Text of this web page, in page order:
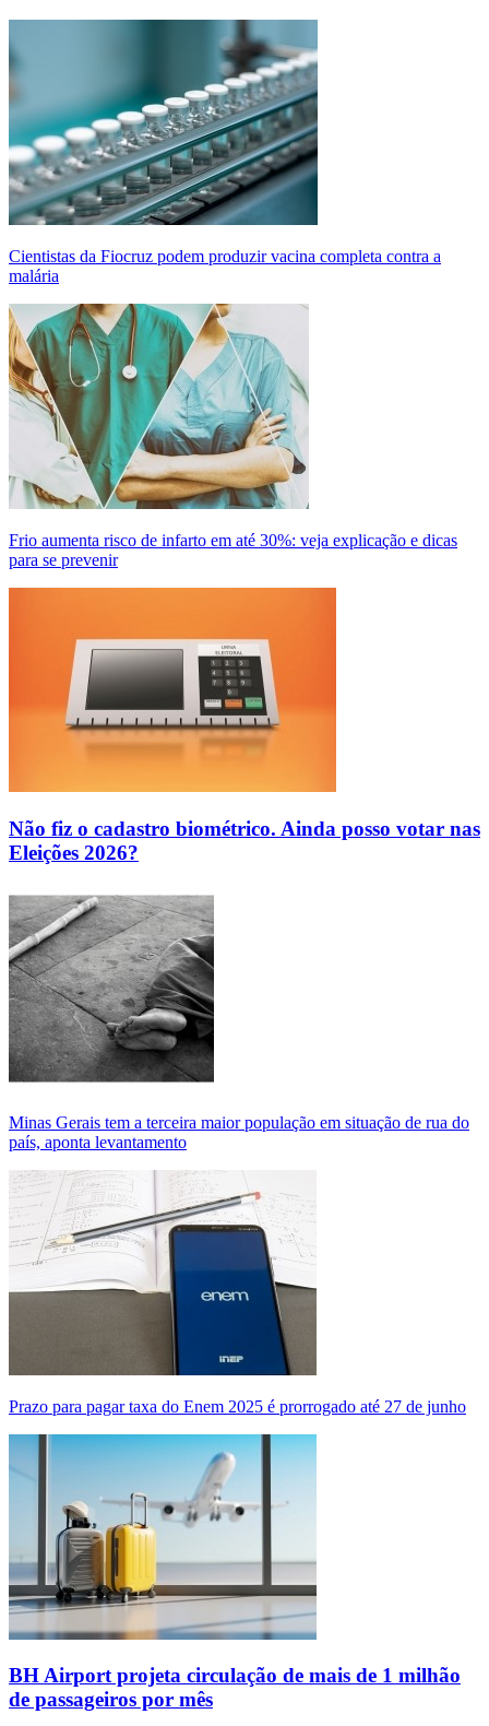
Cientistas da Fiocruz podem produzir vacina completa contra a
malária
Frio aumenta risco de infarto em até 30%: veja explicação e dicas
para se prevenir
Não fiz o cadastro biométrico. Ainda posso votar nas
Eleições 2026?
Minas Gerais tem a terceira maior população em situação de rua do
país, aponta levantamento
Prazo para pagar taxa do Enem 2025 é prorrogado até 27 de junho
BH Airport projeta circulação de mais de 1 milhão
de passageiros por mês